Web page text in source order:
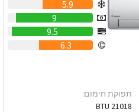
5.9
9
9.5
6.3
תפוקת חימום:
21018 BTU